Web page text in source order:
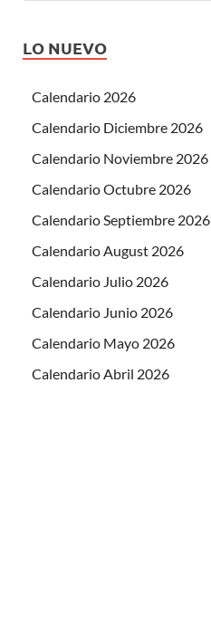
LO NUEVO
Calendario 2026
Calendario Diciembre 2026
Calendario Noviembre 2026
Calendario Octubre 2026
Calendario Septiembre 2026
Calendario August 2026
Calendario Julio 2026
Calendario Junio 2026
Calendario Mayo 2026
Calendario Abril 2026